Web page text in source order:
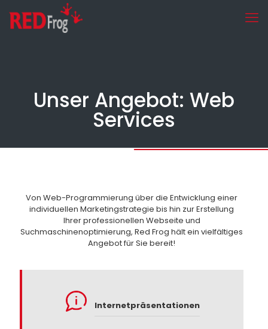
Unser Angebot: Web
Services
Von Web-Programmierung über die Entwicklung einer
individuellen Marketingstrategie bis hin zur Erstellung
Ihrer professionellen Webseite und
Suchmaschinenoptimierung, Red Frog hält ein vielfältiges
Angebot für Sie bereit!
Internetpräsentationen